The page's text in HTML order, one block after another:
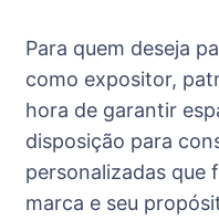
Para quem deseja
como expositor,
hora de garantir
disposição para
personalizadas que
marca e seu